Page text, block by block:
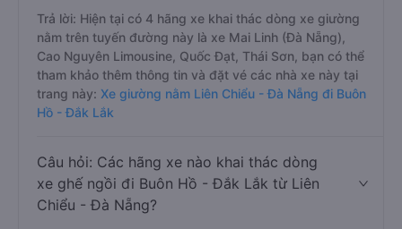
Trả lời: Hiện tại có 4 hãng xe khai thác dòng xe giường
nằm trên tuyến đường này là xe Mai Linh (Đà Nẵng),
Cao Nguyên Limousine, Quốc Đạt, Thái Sơn, bạn có thể
tham khảo thêm thông tin và đặt vé các nhà xe này tại
trang này: Xe giường nằm Liên Chiểu - Đà Nẵng đi Buôn
Hồ - Đắk Lắk
Câu hỏi: Các hãng xe nào khai thác dòng
xe ghế ngồi đi Buôn Hồ - Đắk Lắk từ Liên
Chiểu - Đà Nẵng?